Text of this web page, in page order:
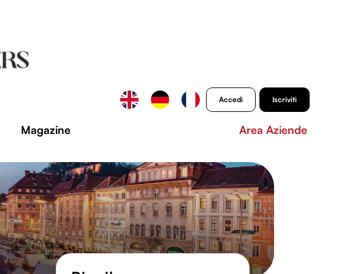
Accedi Iscriviti
Magazine Area Aziende